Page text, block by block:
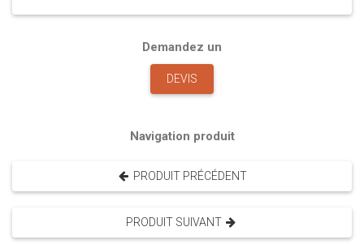
Demandez un
DEVIS
Navigation produit
PRODUIT PRÉCÉDENT
PRODUIT SUIVANT